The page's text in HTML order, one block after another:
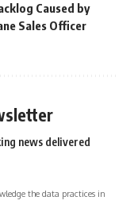
Caused by
Sales Officer
news delivered
the data practices in